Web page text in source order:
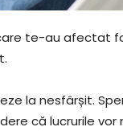
te-au afectat
la nesfârșit.
că lucrurile vor